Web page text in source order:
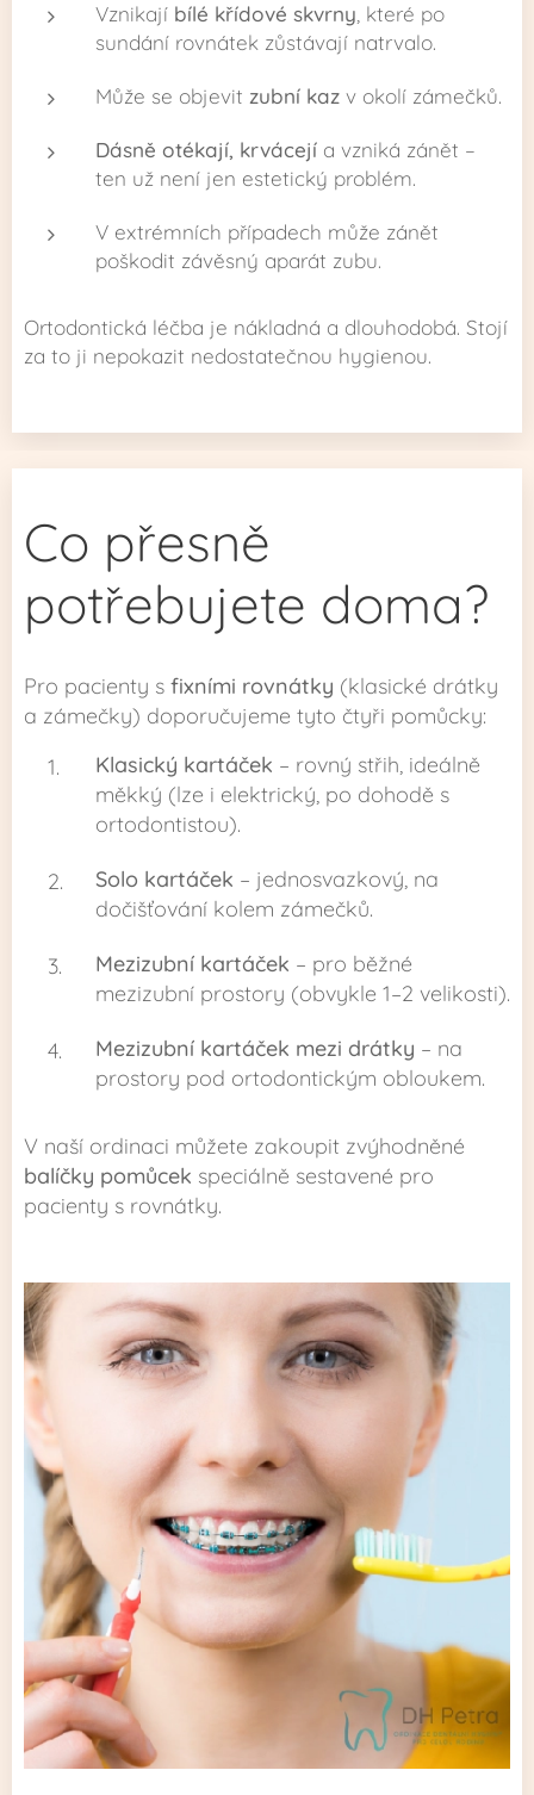
Vznikají bílé křídové skvrny , které po
sundání rovnátek zůstávají natrvalo.
Může se objevit zubní kaz v okolí zámečků.
Dásně otékají, krvácejí a vzniká zánět –
ten už není jen estetický problém.
V extrémních případech může zánět
poškodit závěsný aparát zubu.
Ortodontická léčba je nákladná a dlouhodobá. Stojí
za to ji nepokazit nedostatečnou hygienou.
Co přesně
potřebujete doma?
Pro pacienty s fixními rovnátky (klasické drátky
a zámečky) doporučujeme tyto čtyři pomůcky:
Klasický kartáček – rovný střih, ideálně
měkký (lze i elektrický, po dohodě s
ortodontistou).
Solo kartáček – jednosvazkový, na
dočišťování kolem zámečků.
Mezizubní kartáček – pro běžné
mezizubní prostory (obvykle 1–2 velikosti).
Mezizubní kartáček mezi drátky – na
prostory pod ortodontickým obloukem.
V naší ordinaci můžete zakoupit zvýhodněné
balíčky pomůcek speciálně sestavené pro
pacienty s rovnátky.